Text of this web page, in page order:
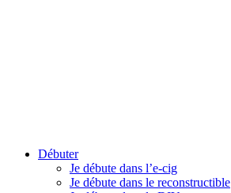
Débuter
Je débute dans l’e-cig
Je débute dans le reconstructible